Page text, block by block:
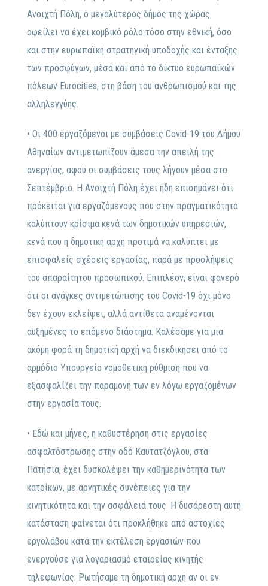
Ανοιχτή Πόλη, ο μεγαλύτερος δήμος της χώρας
οφείλει να έχει κομβικό ρόλο τόσο στην εθνική, όσο
και στην ευρωπαϊκή στρατηγική υποδοχής και ένταξης
των προσφύγων, μέσα και από το δίκτυο ευρωπαϊκών
πόλεων Eurocities, στη βάση του ανθρωπισμού και της
αλληλεγγύης.
• Οι 400 εργαζόμενοι με συμβάσεις Covid-19 του Δήμου
Αθηναίων αντιμετωπίζουν άμεσα την απειλή της
ανεργίας, αφού οι συμβάσεις τους λήγουν μέσα στο
Σεπτέμβριο. Η Ανοιχτή Πόλη έχει ήδη επισημάνει ότι
πρόκειται για εργαζόμενους που στην πραγματικότητα
καλύπτουν κρίσιμα κενά των δημοτικών υπηρεσιών,
κενά που η δημοτική αρχή προτιμά να καλύπτει με
επισφαλείς σχέσεις εργασίας, παρά με προσλήψεις
του απαραίτητου προσωπικού. Επιπλέον, είναι φανερό
ότι οι ανάγκες αντιμετώπισης του Covid-19 όχι μόνο
δεν έχουν εκλείψει, αλλά αντίθετα αναμένονται
αυξημένες το επόμενο διάστημα. Καλέσαμε για μια
ακόμη φορά τη δημοτική αρχή να διεκδικήσει από το
αρμόδιο Υπουργείο νομοθετική ρύθμιση που να
εξασφαλίζει την παραμονή των εν λόγω εργαζομένων
στην εργασία τους.
• Εδώ και μήνες, η καθυστέρηση στις εργασίες
ασφαλτόστρωσης στην οδό Καυτατζόγλου, στα
Πατήσια, έχει δυσκολέψει την καθημερινότητα των
κατοίκων, με αρνητικές συνέπειες για την
κινητικότητα και την ασφάλειά τους. Η δυσάρεστη αυτή
κατάσταση φαίνεται ότι προκλήθηκε από αστοχίες
εργολάβου κατά την εκτέλεση εργασιών που
ενεργούσε για λογαριασμό εταιρείας κινητής
τηλεφωνίας. Ρωτήσαμε τη δημοτική αρχή αν οι εν